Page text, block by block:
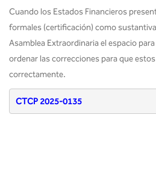
Cuando los Estados Financieros
formales (certificación) como
Asamblea Extraordinaria el espacio
ordenar las correcciones para que
correctamente.
CTCP 2025-0135